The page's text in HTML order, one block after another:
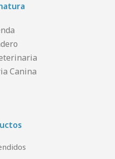
Canina